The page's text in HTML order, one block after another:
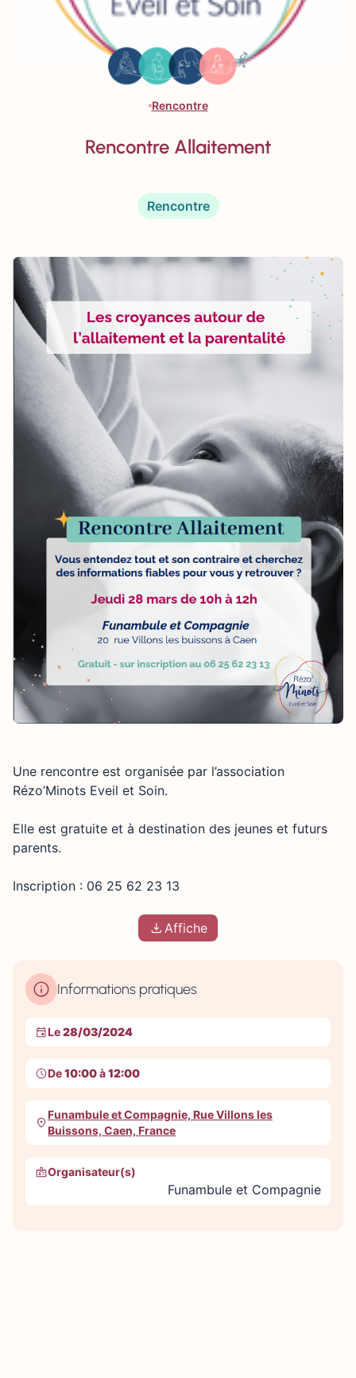
Rencontre
Rencontre Allaitement
Rencontre
Une rencontre est organisée par l’association
Rézo’Minots Eveil et Soin.
Elle est gratuite et à destination des jeunes et futurs
parents.
Inscription : 06 25 62 23 13
Affiche
Informations pratiques
Le28/03/2024
De10:00à12:00
Funambule et Compagnie, Rue Villons les
Buissons, Caen, France
Organisateur(s)
Funambule et Compagnie